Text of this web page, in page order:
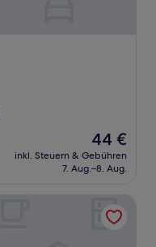
Der
Preis
beträgt
44 €
inkl. Steuern & Gebühren
7. Aug.–8. Aug.